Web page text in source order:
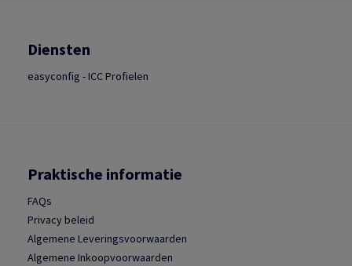
Diensten
easyconfig - ICC Profielen
Praktische informatie
FAQs
Privacy beleid
Algemene Leveringsvoorwaarden
Algemene Inkoopvoorwaarden